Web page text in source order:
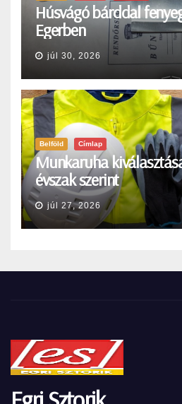
Húsvágó bárddal
Egerben
júl 30, 2026
Belföld Címlap
Munkaruha
évszak szerint
júl 27, 2026